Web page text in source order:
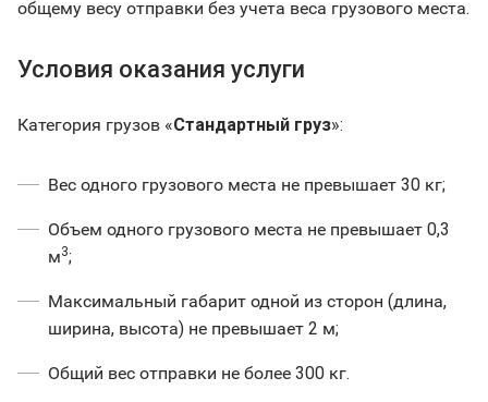
общему весу отправки без учета веса грузового места.
Условия оказания услуги
Категория грузов «Стандартный груз»:
Вес одного грузового места не превышает 30 кг;
Объем одного грузового места не превышает 0,3
м3;
Максимальный габарит одной из сторон (длина,
ширина, высота) не превышает 2 м;
Общий вес отправки не более 300 кг.